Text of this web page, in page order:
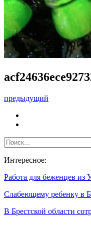
предыдущий
Интересное:
Работа для беженцев
Слабеющему ребенку в
В Брестской области